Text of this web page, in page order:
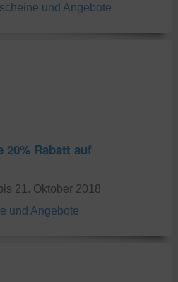
und Angebote
20% Rabatt auf
21. Oktober 2018
und Angebote